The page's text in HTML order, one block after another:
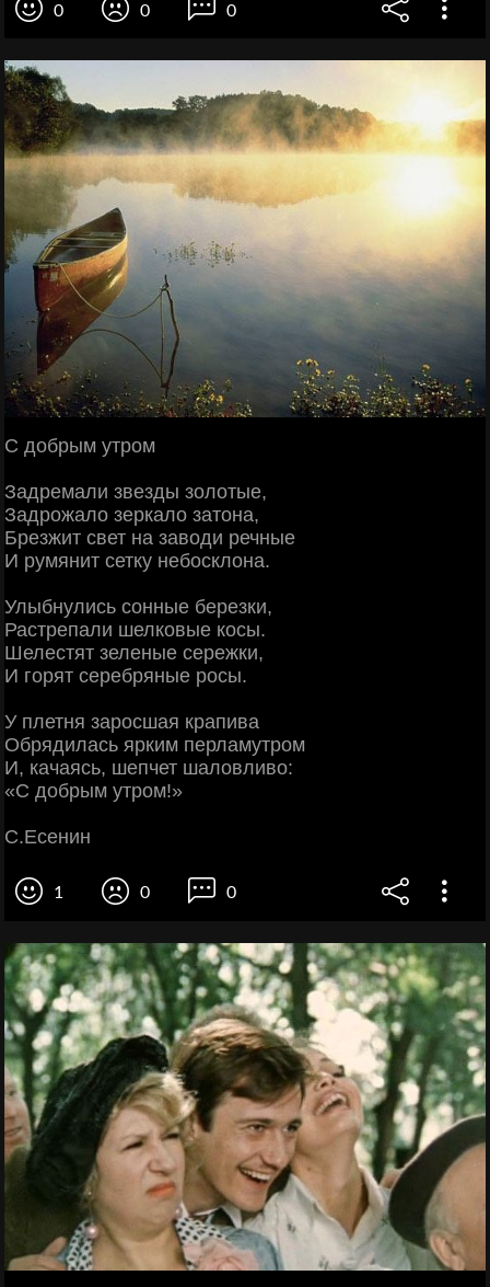
0 0 0
С добрым утром
Задремали звезды золотые,
Задрожало зеркало затона,
Брезжит свет на заводи речные
И румянит сетку небосклона.
Улыбнулись сонные березки,
Растрепали шелковые косы.
Шелестят зеленые сережки,
И горят серебряные росы.
У плетня заросшая крапива
Обрядилась ярким перламутром
И, качаясь, шепчет шаловливо:
«С добрым утром!»
С.Есенин
1 0 0